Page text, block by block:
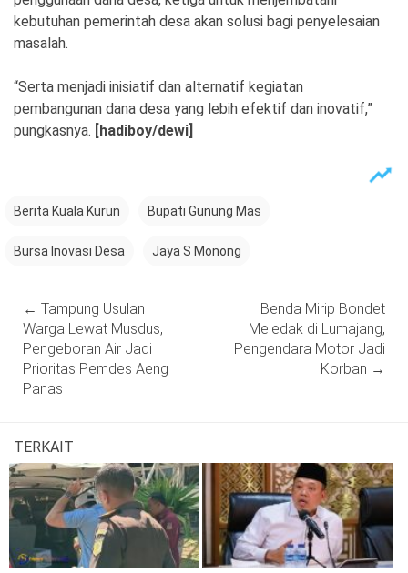
kebutuhan pemerintah desa akan solusi bagi penyelesaian
masalah.
“Serta menjadi inisiatif dan alternatif kegiatan
pembangunan dana desa yang lebih efektif dan inovatif,”
pungkasnya. [hadiboy/dewi]
Berita Kuala Kurun Bupati Gunung Mas
Bursa Inovasi Desa Jaya S Monong
navigation
← Tampung Usulan
Warga Lewat Musdus,
Pengeboran Air Jadi
Prioritas Pemdes Aeng
Panas
Benda Mirip Bondet
Meledak di Lumajang,
Pengendara Motor Jadi
Korban →
TERKAIT